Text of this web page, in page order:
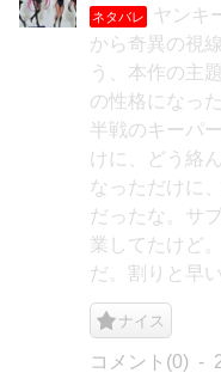
ネタバレ
ヤンキ
から奇異の視
う、本作の主
の性格になっ
半戦のキーパ
けに、どう絡
なっただけに
だったな。サ
業してたけど
だ。割りと早
ナイス
コメント(0)